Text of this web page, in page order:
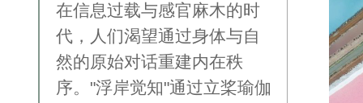
在信息过载与感官麻木的时
代，人们渴望通过身体与自
然的原始对话重建内在秩
序。"浮岸觉知"通过立桨瑜伽